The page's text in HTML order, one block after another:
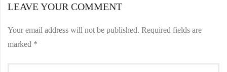
LEAVE YOUR COMMENT
Your email address will not be published. Required fields are
marked *